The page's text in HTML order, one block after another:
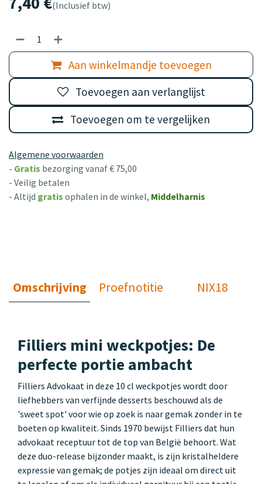
(Inclusief btw)
Aan winkelmandje toevoegen
Toevoegen om te vergelijken
Toevoegen aan verlanglijst
Algemene voorwaarden
- Gratis bezorging vanaf € 75,00
- Veilig betalen
- Altijd gratis ophalen in de winkel, Middelharnis
Omschrijving Proefnotitie NIX18
Filliers mini weckpotjes: De
perfecte portie ambacht
Filliers Advokaat in deze 10 cl weckpotjes wordt door
liefhebbers van verfijnde desserts beschouwd als de
'sweet spot' voor wie op zoek is naar gemak zonder in te
boeten op kwaliteit. Sinds 1970 bewijst Filliers dat hun
advokaat receptuur tot de top van België behoort. Wat
deze duo-release bijzonder maakt, is zijn kristalheldere
expressie van gemak; de potjes zijn ideaal om direct uit